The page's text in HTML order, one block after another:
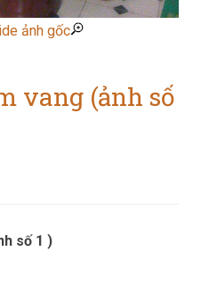
ảnh gốc
vang (ảnh số
số 1 )